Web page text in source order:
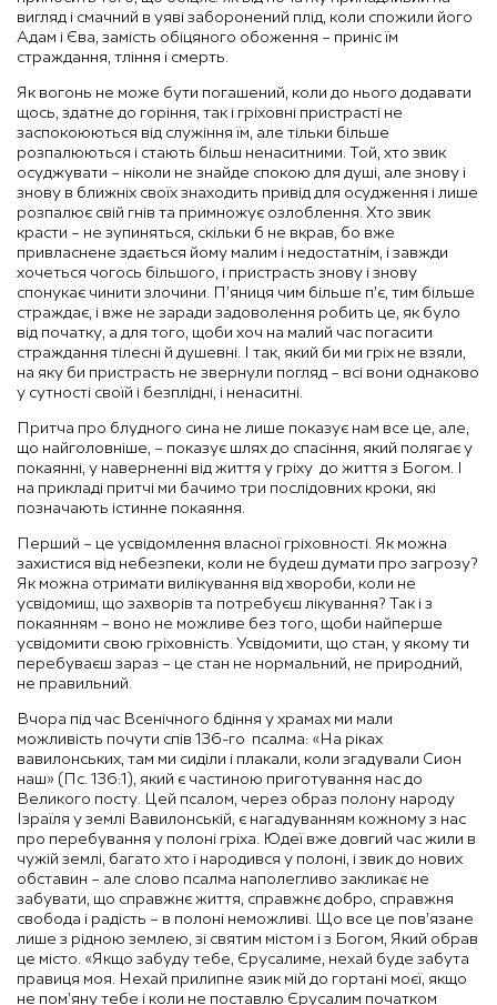
вигляд і смачний в уяві заборонений плід, коли спожили його
Адам і Єва, замість обіцяного обоження – приніс їм
страждання, тління і смерть.
Як вогонь не може бути погашений, коли до нього додавати
щось, здатне до горіння, так і гріховні пристрасті не
заспокоюються від служіння їм, але тільки більше
розпалюються і стають більш ненаситними. Той, хто звик
осуджувати – ніколи не знайде спокою для душі, але знову і
знову в ближніх своїх знаходить привід для осудження і лише
розпалює свій гнів та примножує озлоблення. Хто звик
красти – не зупиняться, скільки б не вкрав, бо вже
привласнене здається йому малим і недостатнім, і завжди
хочеться чогось більшого, і пристрасть знову і знову
спонукає чинити злочини. П’яниця чим більше п’є, тим більше
страждає, і вже не заради задоволення робить це, як було
від початку, а для того, щоби хоч на малий час погасити
страждання тілесні й душевні. І так, який би ми гріх не взяли,
на яку би пристрасть не звернули погляд – всі вони однаково
у сутності своїй і безплідні, і ненаситні.
Притча про блудного сина не лише показує нам все це, але,
що найголовніше, – показує шлях до спасіння, який полягає у
покаянні, у наверненні від життя у гріху до життя з Богом. І
на прикладі притчі ми бачимо три послідовних кроки, які
позначають істинне покаяння.
Перший – це усвідомлення власної гріховності. Як можна
захистися від небезпеки, коли не будеш думати про загрозу?
Як можна отримати вилікування від хвороби, коли не
усвідомиш, що захворів та потребуєш лікування? Так і з
покаянням – воно не можливе без того, щоби найперше
усвідомити свою гріховність. Усвідомити, що стан, у якому ти
перебуваєш зараз – це стан не нормальний, не природний,
не правильний.
Вчора під час Всенічного бдіння у храмах ми мали
можливість почути спів 136-го псалма: «На ріках
вавилонських, там ми сиділи і плакали, коли згадували Сион
наш» (Пс. 136:1), який є частиною приготування нас до
Великого посту. Цей псалом, через образ полону народу
Ізраїля у землі Вавилонській, є нагадуванням кожному з нас
про перебування у полоні гріха. Юдеї вже довгий час жили в
чужій землі, багато хто і народився у полоні, і звик до нових
обставин – але слово псалма наполегливо закликає не
забувати, що справжнє життя, справжнє добро, справжня
свобода і радість – в полоні неможливі. Що все це пов’язане
лише з рідною землею, зі святим містом і з Богом, Який обрав
це місто. «Якщо забуду тебе, Єрусалиме, нехай буде забута
правиця моя. Нехай прилипне язик мій до гортані моєї, якщо
не пом’яну тебе і коли не поставлю Єрусалим початком